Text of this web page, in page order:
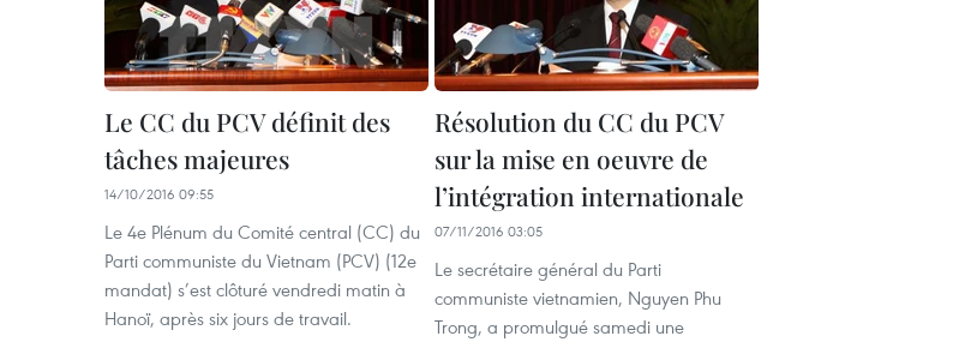
Le CC du PCV définit des
tâches majeures
14/10/2016 09:55
Le 4e Plénum du Comité central (CC) du
Parti communiste du Vietnam (PCV) (12e
mandat) s’est clôturé vendredi matin à
Hanoï, après six jours de travail.
Résolution du CC du PCV
sur la mise en oeuvre de
l’intégration internationale
07/11/2016 03:05
Le secrétaire général du Parti
communiste vietnamien, Nguyen Phu
Trong, a promulgué samedi une